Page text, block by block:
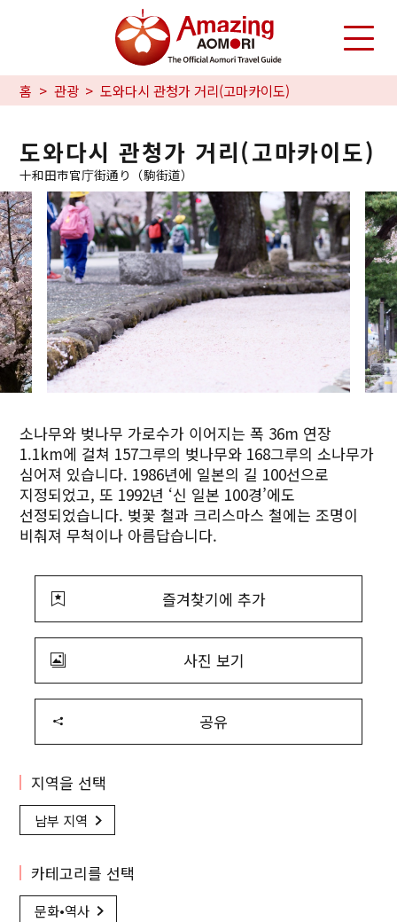
홈 관광 도와다시 관청가 거리(고마카이도)
도와다시 관청가 거리(고마카이도)
十和田市官庁街通り（駒街道）
소나무와 벚나무 가로수가 이어지는 폭 36m 연장
1.1km에 걸쳐 157그루의 벚나무와 168그루의 소나무가
심어져 있습니다. 1986년에 일본의 길 100선으로
지정되었고, 또 1992년 ‘신 일본 100경’에도
선정되었습니다. 벚꽃 철과 크리스마스 철에는 조명이
비춰져 무척이나 아름답습니다.
즐겨찾기에 추가
사진 보기
공유
지역을 선택
남부 지역
카테고리를 선택
문화•역사